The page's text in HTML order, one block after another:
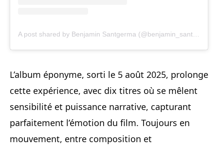
A post shared by Benjamin Santgerma (@benjamin_santgerma)
L’album éponyme, sorti le 5 août 2025, prolonge
cette expérience, avec dix titres où se mêlent
sensibilité et puissance narrative, capturant
parfaitement l’émotion du film. Toujours en
mouvement, entre composition et